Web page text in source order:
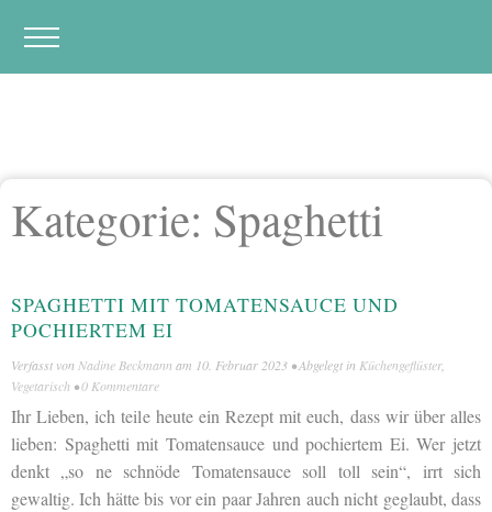
Kategorie: Spaghetti
SPAGHETTI MIT TOMATENSAUCE UND
POCHIERTEM EI
Verfasst von Nadine Beckmann am 10. Februar 2023 • Abgelegt in Küchengeflüster,
Vegetarisch •0 Kommentare
Ihr Lieben, ich teile heute ein Rezept mit euch, dass wir über alles
lieben: Spaghetti mit Tomatensauce und pochiertem Ei. Wer jetzt
denkt „so ne schnöde Tomatensauce soll toll sein“, irrt sich
gewaltig. Ich hätte bis vor ein paar Jahren auch nicht geglaubt, dass